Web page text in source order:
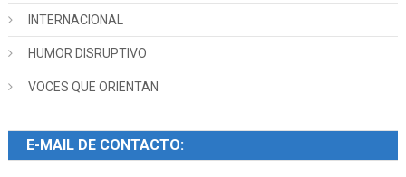
INTERNACIONAL
HUMOR DISRUPTIVO
VOCES QUE ORIENTAN
E-MAIL DE CONTACTO: